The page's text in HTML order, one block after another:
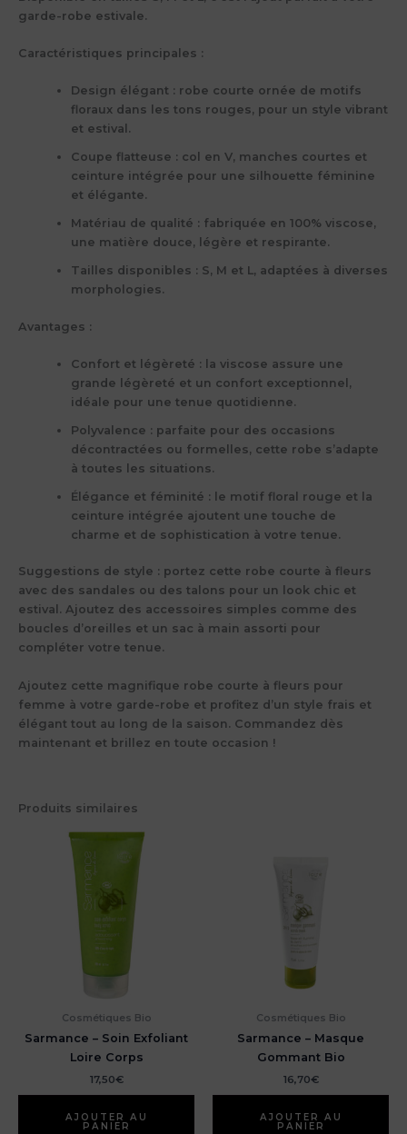
garde-robe estivale.
Caractéristiques principales :
Design élégant : robe courte ornée de motifs
floraux dans les tons rouges, pour un style vibrant
et estival.
Coupe flatteuse : col en V, manches courtes et
ceinture intégrée pour une silhouette féminine
et élégante.
Matériau de qualité : fabriquée en 100% viscose,
une matière douce, légère et respirante.
Tailles disponibles : S, M et L, adaptées à diverses
morphologies.
Avantages :
Confort et légèreté : la viscose assure une
grande légèreté et un confort exceptionnel,
idéale pour une tenue quotidienne.
Polyvalence : parfaite pour des occasions
décontractées ou formelles, cette robe s’adapte
à toutes les situations.
Élégance et féminité : le motif floral rouge et la
ceinture intégrée ajoutent une touche de
charme et de sophistication à votre tenue.
Suggestions de style : portez cette robe courte à fleurs
avec des sandales ou des talons pour un look chic et
estival. Ajoutez des accessoires simples comme des
boucles d’oreilles et un sac à main assorti pour
compléter votre tenue.
Ajoutez cette magnifique robe courte à fleurs pour
femme à votre garde-robe et profitez d’un style frais et
élégant tout au long de la saison. Commandez dès
maintenant et brillez en toute occasion !
Produits similaires
Cosmétiques Bio
Sarmance – Soin Exfoliant
Loire Corps
17,50€
AJOUTER AU
PANIER
Cosmétiques Bio
Sarmance – Masque
Gommant Bio
16,70€
AJOUTER AU
PANIER